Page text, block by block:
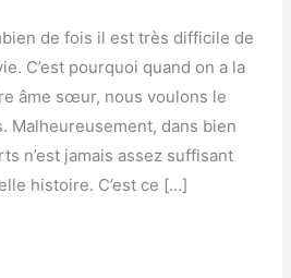
de fois il est très difficile de
C’est pourquoi quand on a la
âme sœur, nous voulons le
Malheureusement, dans bien
n’est jamais assez suffisant
histoire. C’est ce […]